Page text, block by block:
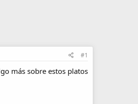
#1
más sobre estos platos